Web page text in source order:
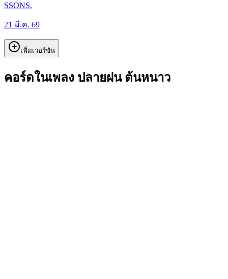
SSONS.
21 มี.ค. 69
เพิ่มเวอร์ชัน
คอร์ดในเพลง ปลายฝน ต้นหนาว